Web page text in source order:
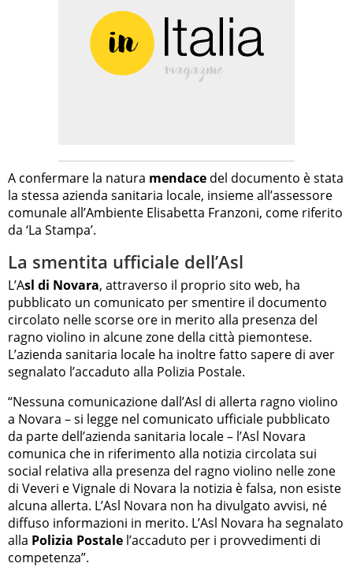
A confermare la natura mendace del documento è stata
la stessa azienda sanitaria locale, insieme all’assessore
comunale all’Ambiente Elisabetta Franzoni, come riferito
da ‘La Stampa’.
La smentita ufficiale dell’Asl
L’Asl di Novara, attraverso il proprio sito web, ha
pubblicato un comunicato per smentire il documento
circolato nelle scorse ore in merito alla presenza del
ragno violino in alcune zone della città piemontese.
L’azienda sanitaria locale ha inoltre fatto sapere di aver
segnalato l’accaduto alla Polizia Postale.
“Nessuna comunicazione dall’Asl di allerta ragno violino
a Novara – si legge nel comunicato ufficiale pubblicato
da parte dell’azienda sanitaria locale – l’Asl Novara
comunica che in riferimento alla notizia circolata sui
social relativa alla presenza del ragno violino nelle zone
di Veveri e Vignale di Novara la notizia è falsa, non esiste
alcuna allerta. L’Asl Novara non ha divulgato avvisi, né
diffuso informazioni in merito. L’Asl Novara ha segnalato
alla Polizia Postale l’accaduto per i provvedimenti di
competenza”.